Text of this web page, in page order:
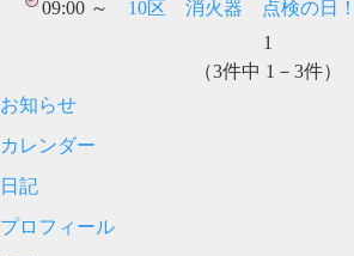
09:00 ～ 10区 消火器 点検の日！
1
（3件中 1－3件）
お知らせ
カレンダー
日記
プロフィール